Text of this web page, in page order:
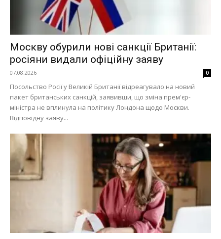
Москву обурили нові санкції Британії:
росіяни видали офіційну заяву
07.08.2026 0
Посольство Росії у Великій Британії відреагувало на новий
пакет британських санкцій, заявивши, що зміна прем'єр-
міністра не вплинула на політику Лондона щодо Москви.
Відповідну заяву...